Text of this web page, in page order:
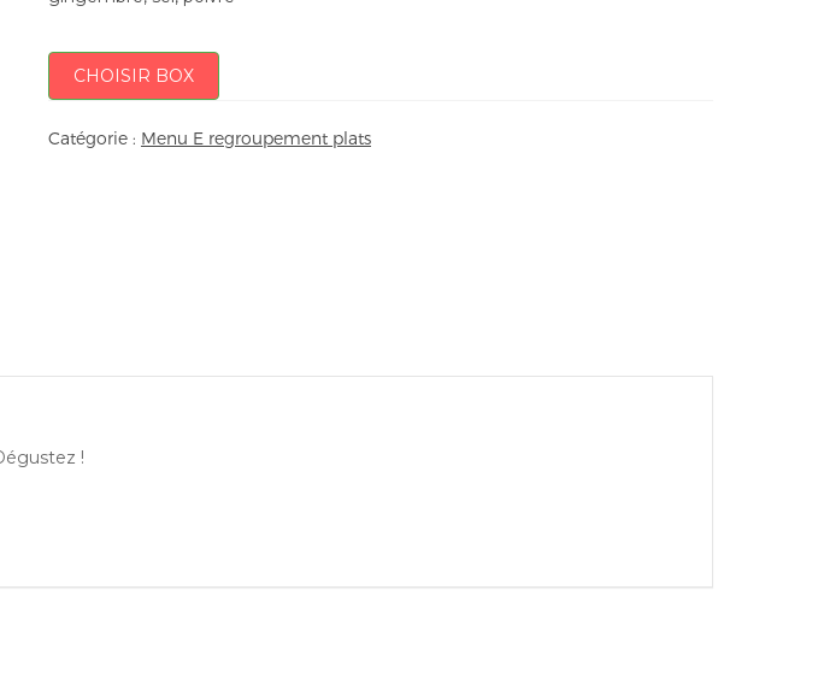
CHOISIR BOX
Catégorie : Menu E regroupement plats
!